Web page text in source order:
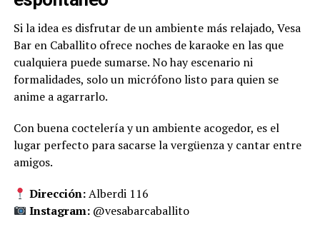
Si la idea es disfrutar de un ambiente más relajado, Vesa
Bar en Caballito ofrece noches de karaoke en las que
cualquiera puede sumarse. No hay escenario ni
formalidades, solo un micrófono listo para quien se
anime a agarrarlo.
Con buena coctelería y un ambiente acogedor, es el
lugar perfecto para sacarse la vergüenza y cantar entre
amigos.
Dirección:Alberdi 116
Instagram:@vesabarcaballito